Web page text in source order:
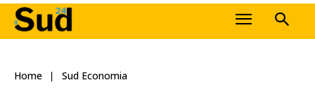
Home Sud Economia